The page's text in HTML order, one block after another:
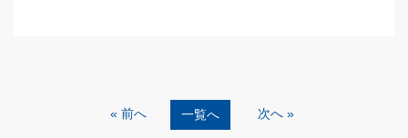
« 前へ 一覧へ 次へ »